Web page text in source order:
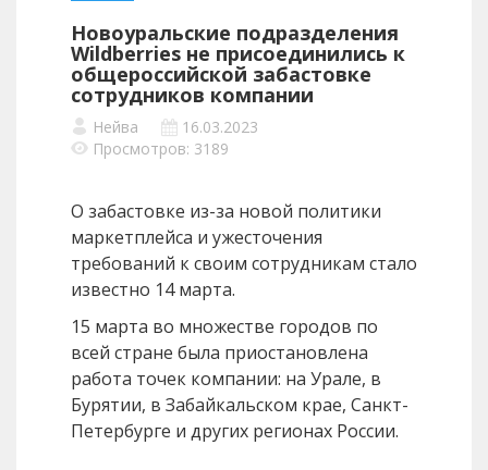
Новоуральские подразделения
Wildberries не присоединились к
общероссийской забастовке
сотрудников компании
Нейва
16.03.2023
Просмотров: 3189
О забастовке из-за новой политики
маркетплейса и ужесточения
требований к своим сотрудникам стало
известно 14 марта.
15 марта во множестве городов по
всей стране была приостановлена
работа точек компании: на Урале, в
Бурятии, в Забайкальском крае, Санкт-
Петербурге и других регионах России.